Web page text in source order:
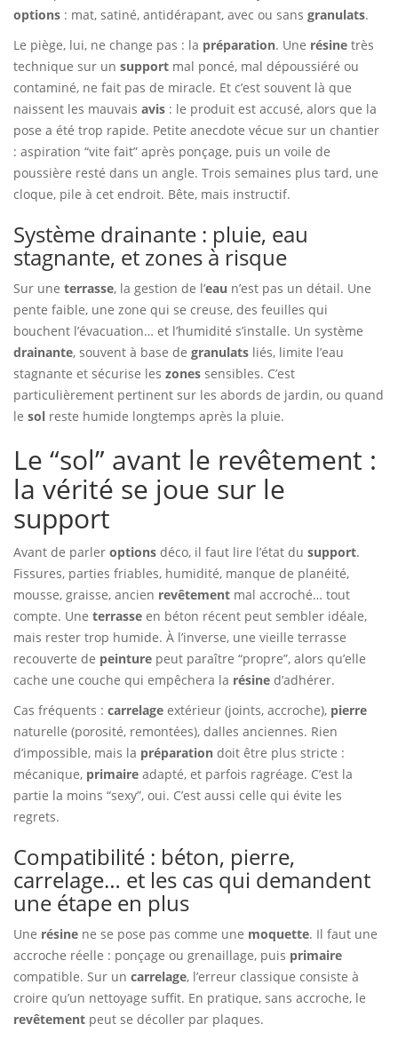
options : mat, satiné, antidérapant, avec ou sans granulats.
Le piège, lui, ne change pas : la préparation. Une résine très
technique sur un support mal poncé, mal dépoussiéré ou
contaminé, ne fait pas de miracle. Et c’est souvent là que
naissent les mauvais avis : le produit est accusé, alors que la
pose a été trop rapide. Petite anecdote vécue sur un chantier
: aspiration “vite fait” après ponçage, puis un voile de
poussière resté dans un angle. Trois semaines plus tard, une
cloque, pile à cet endroit. Bête, mais instructif.
Système drainante : pluie, eau
stagnante, et zones à risque
Sur une terrasse, la gestion de l’eau n’est pas un détail. Une
pente faible, une zone qui se creuse, des feuilles qui
bouchent l’évacuation… et l’humidité s’installe. Un système
drainante, souvent à base de granulats liés, limite l’eau
stagnante et sécurise les zones sensibles. C’est
particulièrement pertinent sur les abords de jardin, ou quand
le sol reste humide longtemps après la pluie.
Le “sol” avant le revêtement :
la vérité se joue sur le
support
Avant de parler options déco, il faut lire l’état du support.
Fissures, parties friables, humidité, manque de planéité,
mousse, graisse, ancien revêtement mal accroché… tout
compte. Une terrasse en béton récent peut sembler idéale,
mais rester trop humide. À l’inverse, une vieille terrasse
recouverte de peinture peut paraître “propre”, alors qu’elle
cache une couche qui empêchera la résine d’adhérer.
Cas fréquents : carrelage extérieur (joints, accroche), pierre
naturelle (porosité, remontées), dalles anciennes. Rien
d’impossible, mais la préparation doit être plus stricte :
mécanique, primaire adapté, et parfois ragréage. C’est la
partie la moins “sexy”, oui. C’est aussi celle qui évite les
regrets.
Compatibilité : béton, pierre,
carrelage… et les cas qui demandent
une étape en plus
Une résine ne se pose pas comme une moquette. Il faut une
accroche réelle : ponçage ou grenaillage, puis primaire
compatible. Sur un carrelage, l’erreur classique consiste à
croire qu’un nettoyage suffit. En pratique, sans accroche, le
revêtement peut se décoller par plaques.